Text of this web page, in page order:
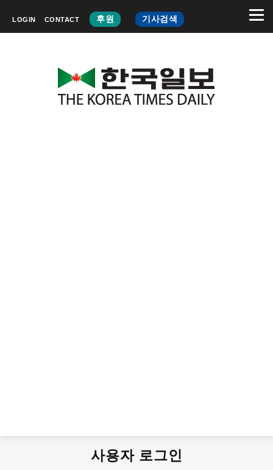
LOGIN CONTACT 후원 기사검색
사용자 로그인